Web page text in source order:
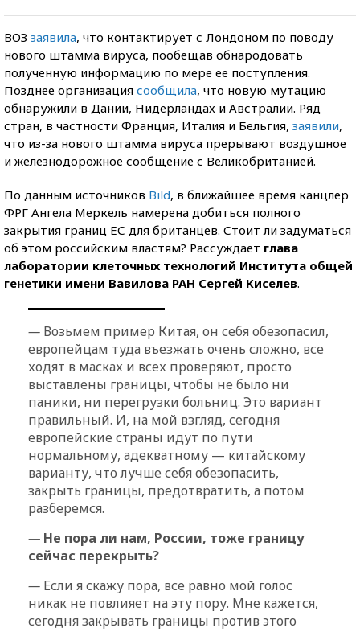
ВОЗ заявила, что контактирует с Лондоном по поводу
нового штамма вируса, пообещав обнародовать
полученную информацию по мере ее поступления.
Позднее организация сообщила, что новую мутацию
обнаружили в Дании, Нидерландах и Австралии. Ряд
стран, в частности Франция, Италия и Бельгия, заявили,
что из-за нового штамма вируса прерывают воздушное
и железнодорожное сообщение с Великобританией.
По данным источников Bild, в ближайшее время канцлер
ФРГ Ангела Меркель намерена добиться полного
закрытия границ ЕС для британцев. Стоит ли задуматься
об этом российским властям? Рассуждает глава
лаборатории клеточных технологий Института общей
генетики имени Вавилова РАН Сергей Киселев.
— Возьмем пример Китая, он себя обезопасил,
европейцам туда въезжать очень сложно, все
ходят в масках и всех проверяют, просто
выставлены границы, чтобы не было ни
паники, ни перегрузки больниц. Это вариант
правильный. И, на мой взгляд, сегодня
европейские страны идут по пути
нормальному, адекватному — китайскому
варианту, что лучше себя обезопасить,
закрыть границы, предотвратить, а потом
разберемся.
— Не пора ли нам, России, тоже границу
сейчас перекрыть?
— Если я скажу пора, все равно мой голос
никак не повлияет на эту пору. Мне кажется,
сегодня закрывать границы против этого